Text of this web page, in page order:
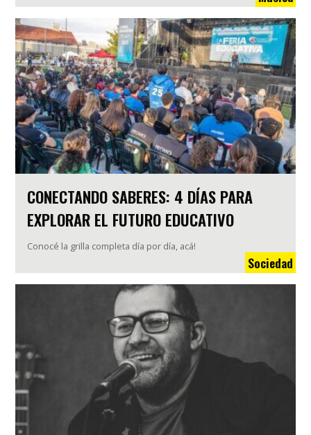
CONECTANDO SABERES: 4 DÍAS PARA
EXPLORAR EL FUTURO EDUCATIVO
Conocé la grilla completa día por día, acá!
Sociedad